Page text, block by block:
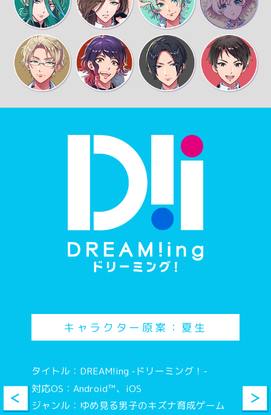
ボクの手をぎゅっとしたくらい
それならまだ小さいだろうね
よ！
そうかもしれませんね
もう兄様よりおっきくてムキムキになってるか
もしれないの！
やっぱりパネトーネも連れて、今度はボクが兄
キャラクター原案：夏生
タイトル：DREAM!ing -ドリーミング！-
対応OS：Android™、iOS
ジャンル：ゆめ見る男子のキズナ育成ゲーム